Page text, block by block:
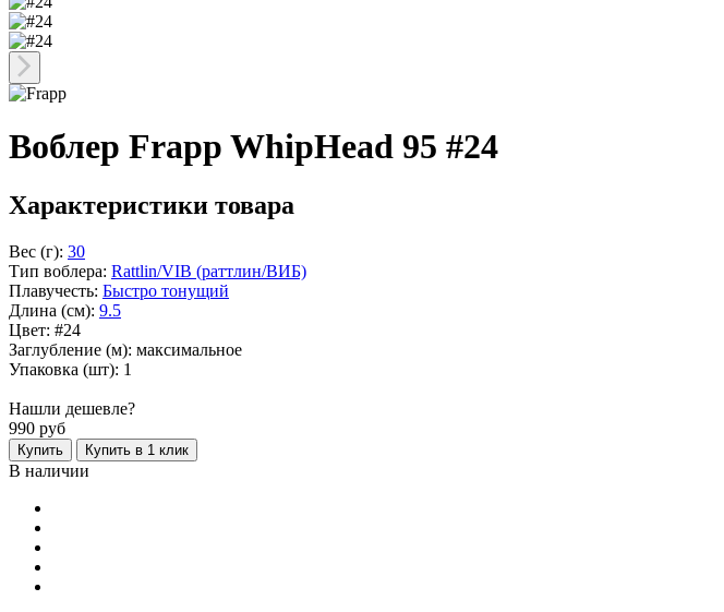
Воблер Frapp WhipHead 95 #24
Характеристики товара
Вес (г): 30
Тип воблера: Rattlin/VIB (раттлин/ВИБ)
Плавучесть: Быстро тонущий
Длина (см): 9.5
Цвет: #24
Заглубление (м): максимальное
Упаковка (шт): 1
Нашли дешевле?
990 руб
Купить Купить в 1 клик
В наличии